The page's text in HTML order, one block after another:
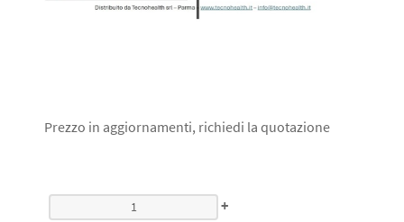
Prezzo in aggiornamenti, richiedi la quotazione
+